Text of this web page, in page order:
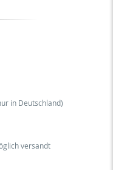
in Deutschland)
versandt